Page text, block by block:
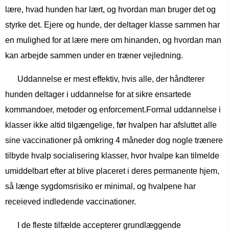
lære, hvad hunden har lært, og hvordan man bruger det og
styrke det. Ejere og hunde, der deltager klasse sammen har
en mulighed for at lære mere om hinanden, og hvordan man
kan arbejde sammen under en træner vejledning.
Uddannelse er mest effektiv, hvis alle, der håndterer
hunden deltager i uddannelse for at sikre ensartede
kommandoer, metoder og enforcement.Formal uddannelse i
klasser ikke altid tilgængelige, før hvalpen har afsluttet alle
sine vaccinationer på omkring 4 måneder dog nogle trænere
tilbyde hvalp socialisering klasser, hvor hvalpe kan tilmelde
umiddelbart efter at blive placeret i deres permanente hjem,
så længe sygdomsrisiko er minimal, og hvalpene har
receieved indledende vaccinationer.
I de fleste tilfælde accepterer grundlæggende